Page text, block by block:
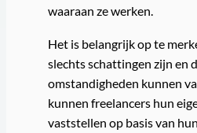
waaraan ze werken.
Het is belangrijk op te
slechts schattingen zijn en
omstandigheden kunnen
kunnen freelancers hun
vaststellen op basis van